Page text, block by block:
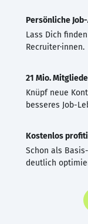
Persönliche
Lass Dich
Recruiter·innen.
21 Mio.
Knüpf neue
besseres Job-
Kostenlos
Schon als
deutlich